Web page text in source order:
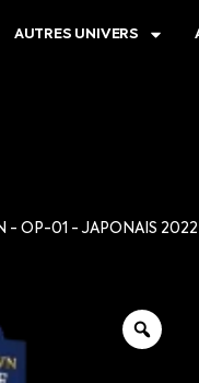
AUTRES UNIVERS
- OP-01 - JAPONAIS